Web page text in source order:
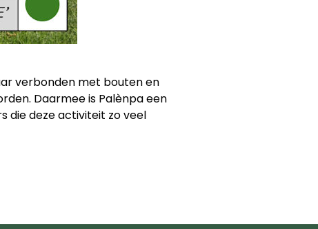
verbonden met bouten en
Daarmee is Palènpa een
die deze activiteit zo veel